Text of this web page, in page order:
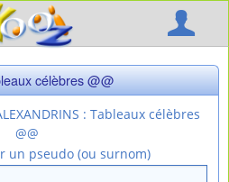
célèbres @@
: Tableaux célèbres
@@
un pseudo (ou surnom)